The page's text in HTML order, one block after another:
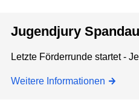
Jugendjury
Letzte Förderrunde startet -
Weitere Informationen